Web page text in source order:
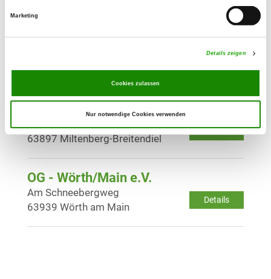
Marketing
Details zeigen
Cookies zulassen
Nur notwendige Cookies verwenden
OG - Eberbach/Bd. e.V.
69412 Eberbach
OG - Miltenberg e.V.
Details
Hartungstr.
63897 Miltenberg-Breitendiel
OG - Wörth/Main e.V.
Details
Am Schneebergweg
63939 Wörth am Main